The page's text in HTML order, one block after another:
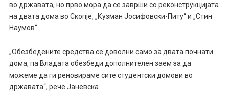
во државата, но прво мора да се заврши со реконструкцијата
на двата дома во Скопје, „Кузман Јосифовски-Питу“ и „Стин
Наумов“.
„Обезбедените средства се доволни само за двата почнати
дома, па Владата обезбеди дополнителен заем за да
можеме да ги реновираме сите студентски домови во
државата“, рече Јаневска.